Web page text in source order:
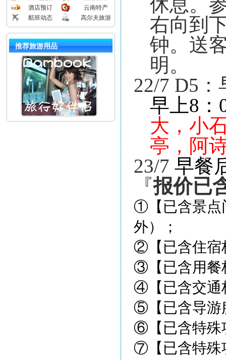
酒店预订
云南特产
航班动态
高尔夫旅游
推荐旅游用品
右向到
钟。送
明。
22/7 D5
早上8 ：
大，小
亭，阿
23/7 早餐
『报价已
①【已含景点
外）；
②【已含住宿
③【已含用餐
④【已含交通
⑤【已含导游
⑥【已含特殊
⑦【已含特殊